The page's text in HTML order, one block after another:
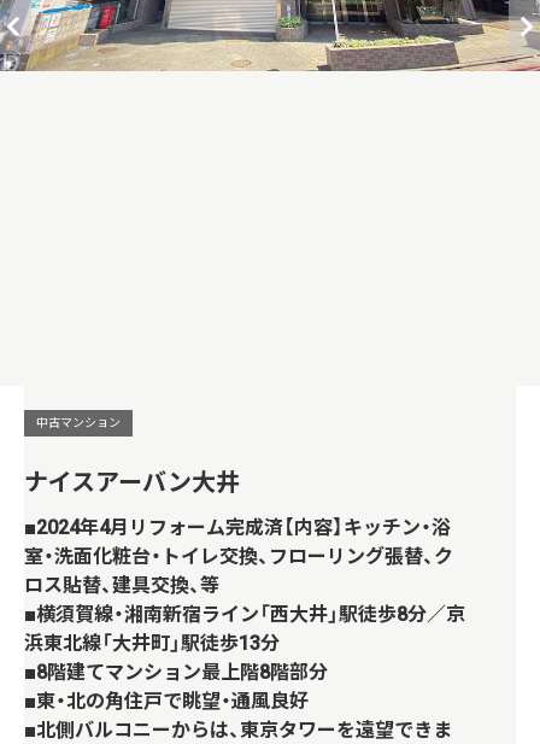
店舗情報
中古マンション
ナイスアーバン大井
■2024年4月リフォーム完成済【内容】キッチン・浴
室・洗面化粧台・トイレ交換、フローリング張替、ク
ロス貼替、建具交換、等
■横須賀線・湘南新宿ライン「西大井」駅徒歩8分／京
浜東北線「大井町」駅徒歩13分
■8階建てマンション最上階8階部分
■東・北の角住戸で眺望・通風良好
■北側バルコニーからは、東京タワーを遠望できま